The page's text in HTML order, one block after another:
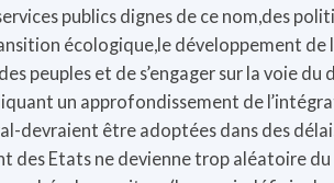
publics dignes de ce nom,des
écologique,le développement de
peuples et de s’engager sur la voie
un approfondissement de
devraient être adoptées dans des
des Etats ne devienne trop aléatoire